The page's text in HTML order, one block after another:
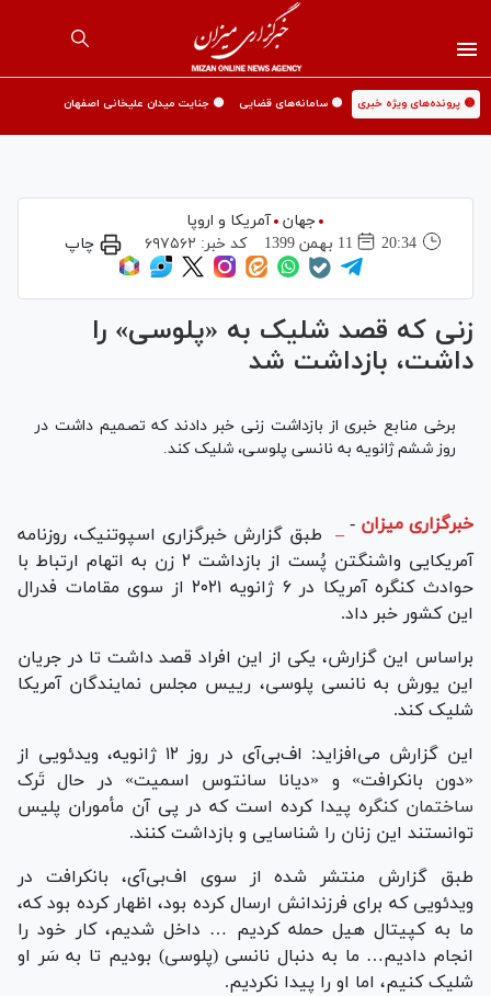
🟡 پرونده‌های ویژه خبری 🟡 سامانه‌های قضایی 🟡 جنایت میدان علیخانی اصفهان
جهان
آمریکا و اروپا
20:34
11 بهمن 1399 کد خبر: ۶۹۷۵۶۲ چاپ
زنی که قصد شلیک به «پلوسی» را
داشت، بازداشت شد
برخی منابع خبری از بازداشت زنی خبر دادند که تصمیم داشت در
روز ششم ژانویه به نانسی پلوسی، شلیک کند.
خبرگزاری میزان -
– طبق گزارش خبرگزاری اسپوتنیک، روزنامه
آمریکایی واشنگتن پُست از بازداشت ۲ زن به اتهام ارتباط با
حوادث کنگره آمریکا در ۶ ژانویه ۲۰۲۱ از سوی مقامات فدرال
این کشور خبر داد.
براساس این گزارش، یکی از این افراد قصد داشت تا در جریان
این یورش به نانسی پلوسی، رییس مجلس نمایندگان آمریکا
شلیک کند.
این گزارش می‌افزاید: اف‌بی‌آی در روز ۱۲ ژانویه، ویدئویی از
«دون بانکرافت» و «دیانا سانتوس اسمیت» در حال تَرک
ساختمان کنگره پیدا کرده است که در پی آن مأموران پلیس
توانستند این زنان را شناسایی و بازداشت کنند.
طبق گزارش منتشر شده از سوی اف‌بی‌آی، بانکرافت در
ویدئویی که برای فرزندانش ارسال کرده بود، اظهار کرده بود که،
ما به کپیتال هیل حمله کردیم … داخل شدیم، کار خود را
انجام دادیم… ما به دنبال نانسی (پلوسی) بودیم تا به سَر او
شلیک کنیم، اما او را پیدا نکردیم.